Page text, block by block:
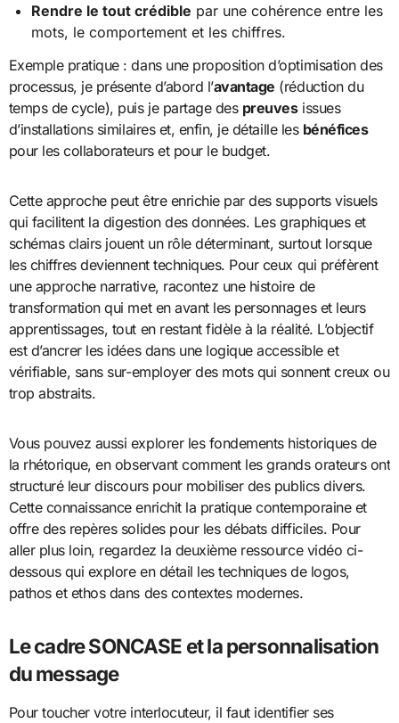
Rendre le tout crédible par une cohérence entre les
mots, le comportement et les chiffres.
Exemple pratique : dans une proposition d’optimisation des
processus, je présente d’abord l’avantage (réduction du
temps de cycle), puis je partage des preuvesissues
d’installations similaires et, enfin, je détaille les bénéfices
pour les collaborateurs et pour le budget.
Cette approche peut être enrichie par des supports visuels
qui facilitent la digestion des données. Les graphiques et
schémas clairs jouent un rôle déterminant, surtout lorsque
les chiffres deviennent techniques. Pour ceux qui préfèrent
une approche narrative, racontez une histoire de
transformation qui met en avant les personnages et leurs
apprentissages, tout en restant fidèle à la réalité. L’objectif
est d’ancrer les idées dans une logique accessible et
vérifiable, sans sur-employer des mots qui sonnent creux ou
trop abstraits.
Vous pouvez aussi explorer les fondements historiques de
la rhétorique, en observant comment les grands orateurs ont
structuré leur discours pour mobiliser des publics divers.
Cette connaissance enrichit la pratique contemporaine et
offre des repères solides pour les débats difficiles. Pour
aller plus loin, regardez la deuxième ressource vidéo ci-
dessous qui explore en détail les techniques de logos,
pathos et ethos dans des contextes modernes.
Le cadre SONCASE et la personnalisation
du message
Pour toucher votre interlocuteur, il faut identifier ses